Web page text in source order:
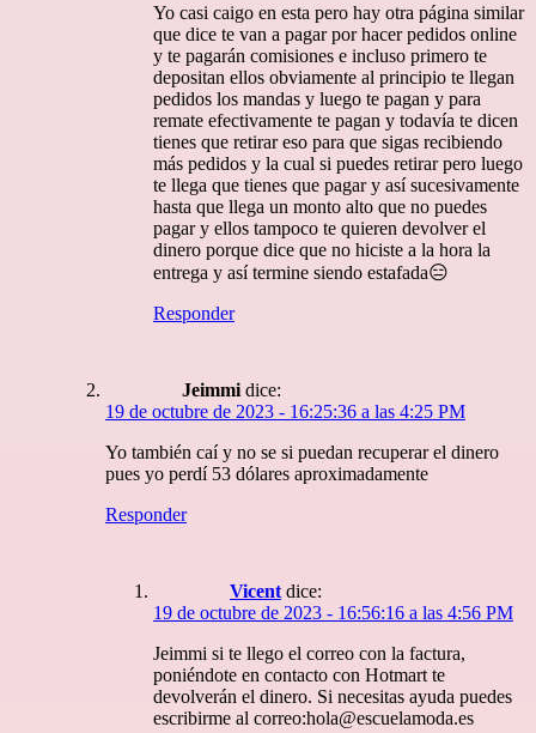
Yo casi caigo en esta pero hay otra página similar
que dice te van a pagar por hacer pedidos online
y te pagarán comisiones e incluso primero te
depositan ellos obviamente al principio te llegan
pedidos los mandas y luego te pagan y para
remate efectivamente te pagan y todavía te dicen
tienes que retirar eso para que sigas recibiendo
más pedidos y la cual si puedes retirar pero luego
te llega que tienes que pagar y así sucesivamente
hasta que llega un monto alto que no puedes
pagar y ellos tampoco te quieren devolver el
dinero porque dice que no hiciste a la hora la
entrega y así termine siendo estafada😑
Responder
Jeimmi dice:
19 de octubre de 2023 - 16:25:36 a las 4:25 PM
Yo también caí y no se si puedan recuperar el dinero
pues yo perdí 53 dólares aproximadamente
Responder
Vicent dice:
19 de octubre de 2023 - 16:56:16 a las 4:56 PM
Jeimmi si te llego el correo con la factura,
poniéndote en contacto con Hotmart te
devolverán el dinero. Si necesitas ayuda puedes
escribirme al correo:hola@escuelamoda.es